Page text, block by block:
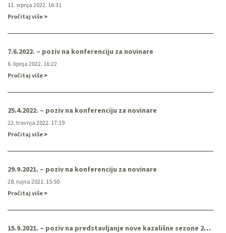
11. srpnja 2022. 16:31
Pročitaj više
7.6.2022. – poziv na konferenciju za novinare
6. lipnja 2022. 16:22
Pročitaj više
25.4.2022. – poziv na konferenciju za novinare
22. travnja 2022. 17:19
Pročitaj više
29.9.2021. – poziv na konferenciju za novinare
28. rujna 2021. 15:50
Pročitaj više
15.9.2021. – poziv na predstavljanje nove kazališne sezone 2021./2022. HNK Ivana pl. Zajca